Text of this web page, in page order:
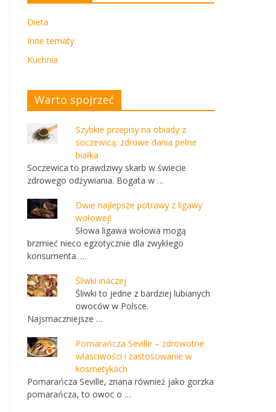
Dieta
Inne tematy
Kuchnia
Warto spojrzeć
Szybkie przepisy na obiady z
soczewicą: zdrowe dania pełne
białka
Soczewica to prawdziwy skarb w świecie
zdrowego odżywiania. Bogata w …
Dwie najlepsze potrawy z ligawy
wołowej!
Słowa ligawa wołowa mogą
brzmieć nieco egzotycznie dla zwykłego
konsumenta. …
Śliwki inaczej
Śliwki to jedne z bardziej lubianych
owoców w Polsce.
Najsmaczniejsze …
Pomarańcza Seville – zdrowotne
właściwości i zastosowanie w
kosmetykach
Pomarańcza Seville, znana również jako gorzka
pomarańcza, to owoc o …